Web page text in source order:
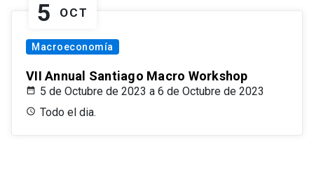
5 OCT
Macroeconomía
VII Annual Santiago Macro Workshop
5 de Octubre de 2023 a 6 de Octubre de 2023
Todo el dia.